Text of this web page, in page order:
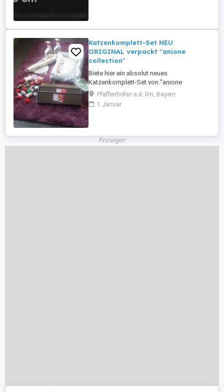
Katzenkomplett-Set NEU
ORIGINAL verpackt "anione
collection"
Biete hier ein absolut neues
Katzenkomplett-Set von "anione
collection" noch in der
Originalverpackung( mit Anhänger) sehr
umfangreich. für 150,-- Euro *
Remover * 3 x Kratzpappe * Duft
Beruhigungskissen * und jede Menge ...
Pfaffenhofen a.d. Ilm, Bayern
1 Januar
Anzeigen